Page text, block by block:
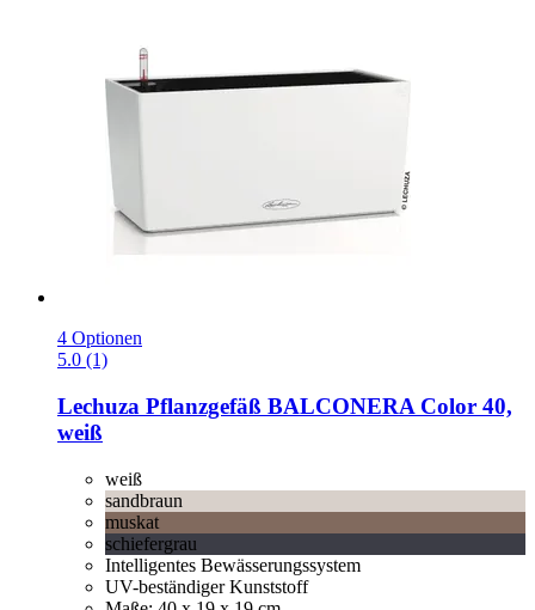
4 Optionen
5.0 (1)
Lechuza Pflanzgefäß BALCONERA Color 40,
weiß
weiß
sandbraun
muskat
schiefergrau
Intelligentes Bewässerungssystem
UV-beständiger Kunststoff